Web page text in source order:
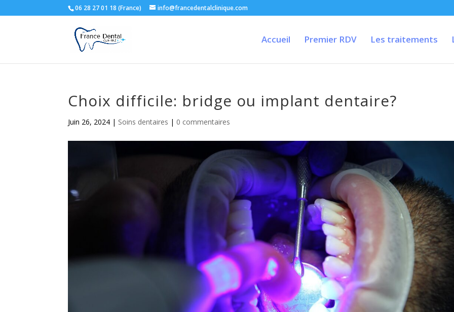
06 28 27 01 18 (France) info@francedentalclinique.com
Accueil Premier RDV Les traitements
Choix difficile: bridge ou implant dentaire?
Juin 26, 2024 | Soins dentaires | 0 commentaires